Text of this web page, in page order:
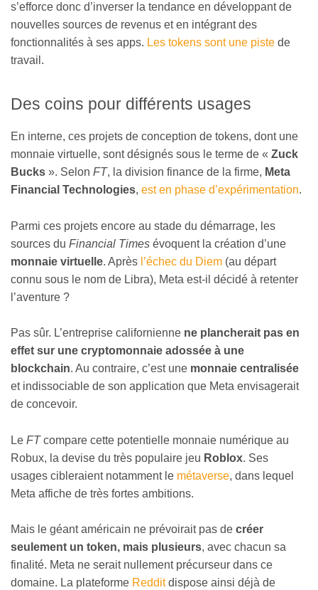
s’efforce donc d’inverser la tendance en développant de
nouvelles sources de revenus et en intégrant des
fonctionnalités à ses apps. Les tokens sont une piste de
travail.
Des coins pour différents usages
En interne, ces projets de conception de tokens, dont une
monnaie virtuelle, sont désignés sous le terme de « Zuck
Bucks ». Selon FT, la division finance de la firme, Meta
Financial Technologies, est en phase d’expérimentation.
Parmi ces projets encore au stade du démarrage, les
sources du Financial Times évoquent la création d’une
monnaie virtuelle. Après l’échec du Diem (au départ
connu sous le nom de Libra), Meta est-il décidé à retenter
l’aventure ?
Pas sûr. L’entreprise californienne ne plancherait pas en
effet sur une cryptomonnaie adossée à une
blockchain. Au contraire, c’est une monnaie centralisée
et indissociable de son application que Meta envisagerait
de concevoir.
Le FTcompare cette potentielle monnaie numérique au
Robux, la devise du très populaire jeu Roblox. Ses
usages cibleraient notamment le métaverse, dans lequel
Meta affiche de très fortes ambitions.
Mais le géant américain ne prévoirait pas de créer
seulement un token, mais plusieurs, avec chacun sa
finalité. Meta ne serait nullement précurseur dans ce
domaine. La plateforme Redditdispose ainsi déjà de